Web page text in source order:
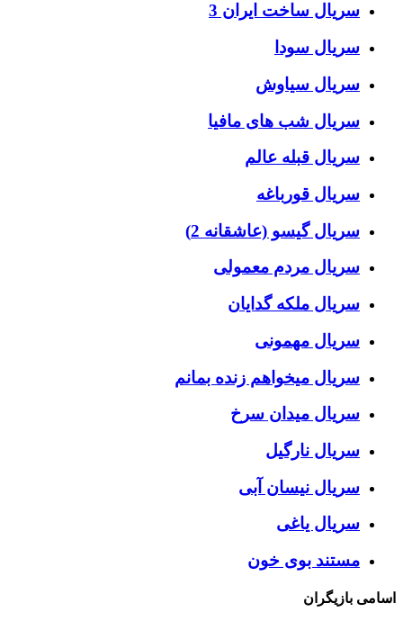
سریال ساخت ایران 3
سریال سودا
سریال سیاوش
سریال شب های مافیا
سریال قبله عالم
سریال قورباغه
سریال گیسو (عاشقانه 2)
سریال مردم معمولی
سریال ملکه گدایان
سریال مهمونی
سریال میخواهم زنده بمانم
سریال میدان سرخ
سریال نارگیل
سریال نیسان آبی
سریال یاغی
مستند بوی خون
اسامی بازیگران